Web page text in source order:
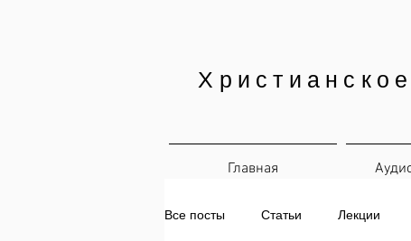
Главная
Все посты Статьи Лекции